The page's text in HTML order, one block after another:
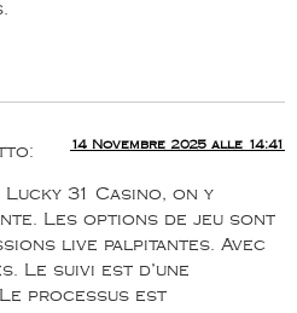
14 Novembre 2025 alle 14:41
Lucky 31 Casino, on y
Les options de jeu sont
live palpitantes. Avec
Le suivi est d’une
processus est